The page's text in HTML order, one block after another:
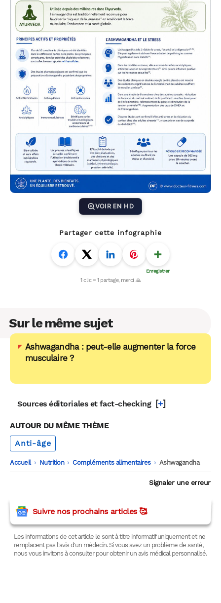
VOIR EN HD
Partager cette infographie
Sur le même sujet
Ashwagandha : peut-elle augmenter la force
musculaire ?
Sources éditoriales et fact-checking [+]
AUTOUR DU MÊME THÈME
Anti-âge
Accueil -
Nutrition -
Compléments alimentaires -
Ashwagandha
Signaler une erreur
Suivre nos prochains articles 🥰
Les informations de cet article le sont à titre informatif uniquement et ne
remplacent pas l'avis d'un médecin. Si vous avez un problème de santé,
nous vous invitons à consulter pour obtenir un avis médical personnalisé.